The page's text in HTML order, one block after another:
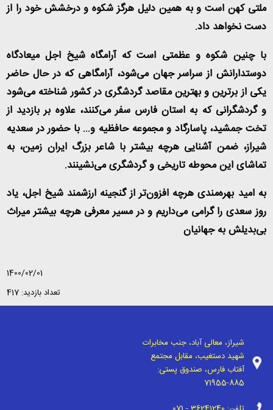
ملتی کهن است و به همین دلیل هرگز شکوه و درخشش خود را از
دست نخواهد داد.
با چنین شکوه و عظمتی است که آرامگاه شیخ اجل میعادگاه
دوستدارانش از سراسر جهان می‌شود، آرامگاهی که در حال حاضر
یکی از برترین و بهترین مقاصد گردشگری در کشور شناخته می‌شود
و گردشگرانی که به استان فارس سفر می‌کنند، علاوه بر بازدید از
تخت جمشید، پاسارگاد و مجموعه حافظیه و... با حضور در سعدیه
شیراز، ضمن آشنایی هرچه بیشتر با شاعر بزرگ ایران زمین، به
تماشای این محوطه تاریخی و گردشگری می‌نشینند.
به امید بهره‌مندی هرچه افزون‌تر از گنجینه ارزشمند شیخ اجل، یاد
روز سعدی را گرامی می‌داریم و در مسیر معرفی هرچه بیشتر میراث
بی‌بدیلش به جهانیان
1400/02/01
تعداد بازدید: 417
شیراز، معالی آباد، جنب مخابرات
شهید دستغیب، مقابل مجتمع
آفتاب فارس، صندوق پستی:
71955-885